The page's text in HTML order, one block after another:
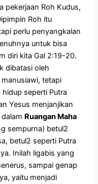
pekerjaan Roh Kudus,
Roh itu
perlu penyangkalan
untuk bisa
diri kita Gal 2:19-20.
dibatasi oleh
tetapi
seperti Putra
Yesus menjanjikan
Ruangan Maha
sempurna) betul2
betul2 seperti Putra
Inilah ligabis yang
sampai genap
yaitu menjadi